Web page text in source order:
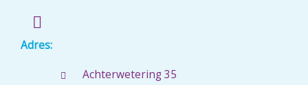
Adres:
Achterwetering 35
L
i
n